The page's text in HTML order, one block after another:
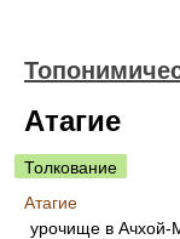
Атагие
Толкование
Атагие
урочище в Ачхой-